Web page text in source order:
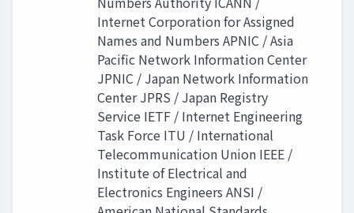
Internet Corporation for Assigned
Names and Numbers APNIC / Asia
Pacific Network Information Center
JPNIC / Japan Network Information
Center JPRS / Japan Registry
Service IETF / Internet Engineering
Task Force ITU / International
Telecommunication Union IEEE /
Institute of Electrical and
Electronics Engineers ANSI /